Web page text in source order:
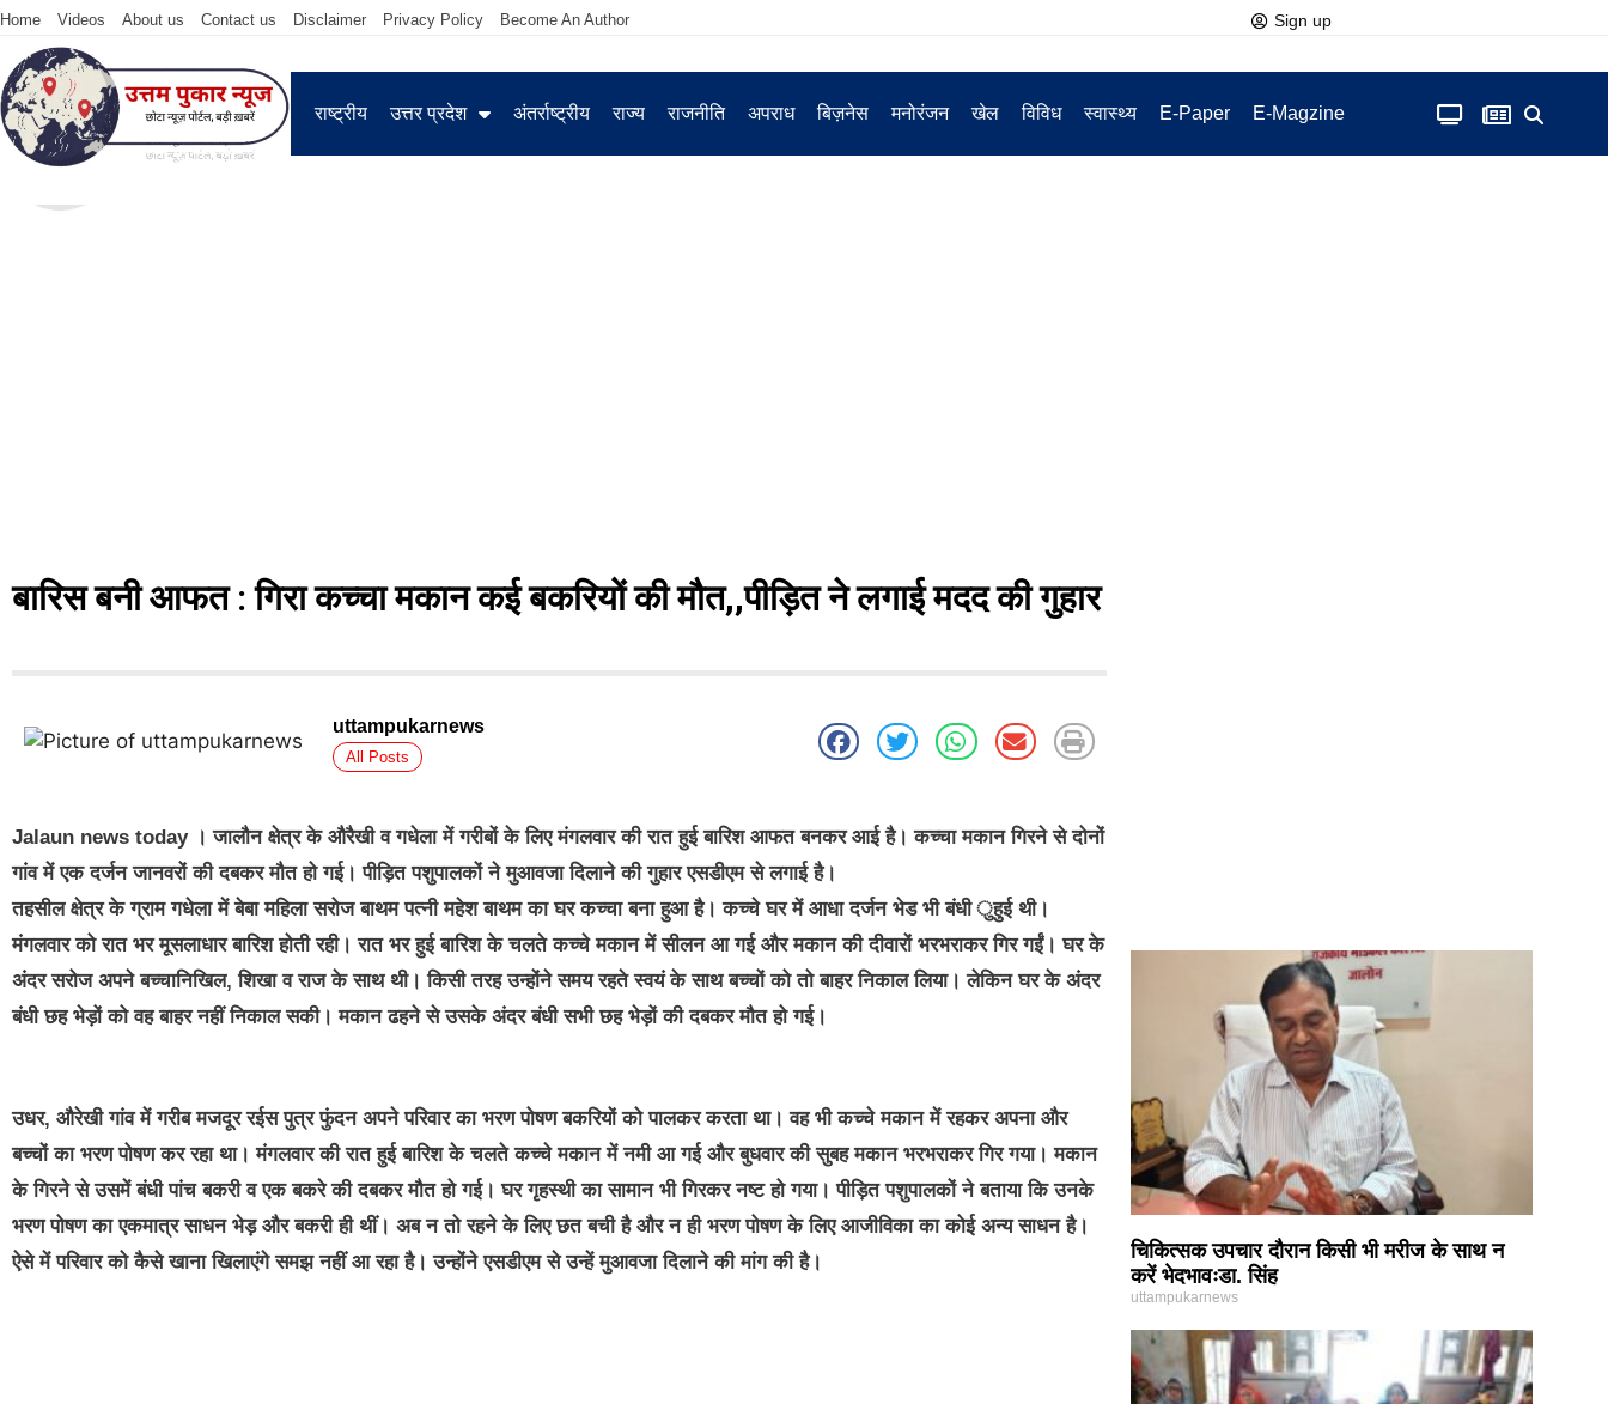
Home Videos About us Contact us Disclaimer Privacy Policy Become An Author Sign up
राष्ट्रीय उत्तर प्रदेश अंतर्राष्ट्रीय राज्य राजनीति अपराध बिज़नेस मनोरंजन खेल विविध स्वास्थ्य E-Paper E-Magzine
बारिस बनी आफत : गिरा कच्चा मकान कई बकरियों की मौत,,पीड़ित ने लगाई मदद की गुहार
uttampukarnews
All Posts
Jalaun news today । जालौन क्षेत्र के औरैखी व गधेला में गरीबों के लिए मंगलवार की रात हुई बारिश आफत बनकर आई है। कच्चा मकान गिरने से दोनों
गांव में एक दर्जन जानवरों की दबकर मौत हो गई। पीड़ित पशुपालकों ने मुआवजा दिलाने की गुहार एसडीएम से लगाई है।
तहसील क्षेत्र के ग्राम गधेला में बेबा महिला सरोज बाथम पत्नी महेश बाथम का घर कच्चा बना हुआ है। कच्चे घर में आधा दर्जन भेड भी बंधी ुहुई थी।
मंगलवार को रात भर मूसलाधार बारिश होती रही। रात भर हुई बारिश के चलते कच्चे मकान में सीलन आ गई और मकान की दीवारों भरभराकर गिर गईं। घर के
अंदर सरोज अपने बच्चानिखिल, शिखा व राज के साथ थी। किसी तरह उन्होंने समय रहते स्वयं के साथ बच्चों को तो बाहर निकाल लिया। लेकिन घर के अंदर
बंधी छह भेड़ों को वह बाहर नहीं निकाल सकी। मकान ढहने से उसके अंदर बंधी सभी छह भेड़ों की दबकर मौत हो गई।
उधर, औरेखी गांव में गरीब मजदूर रईस पुत्र फुंदन अपने परिवार का भरण पोषण बकरियों को पालकर करता था। वह भी कच्चे मकान में रहकर अपना और
बच्चों का भरण पोषण कर रहा था। मंगलवार की रात हुई बारिश के चलते कच्चे मकान में नमी आ गई और बुधवार की सुबह मकान भरभराकर गिर गया। मकान
के गिरने से उसमें बंधी पांच बकरी व एक बकरे की दबकर मौत हो गई। घर गृहस्थी का सामान भी गिरकर नष्ट हो गया। पीड़ित पशुपालकों ने बताया कि उनके
भरण पोषण का एकमात्र साधन भेड़ और बकरी ही थीं। अब न तो रहने के लिए छत बची है और न ही भरण पोषण के लिए आजीविका का कोई अन्य साधन है।
ऐसे में परिवार को कैसे खाना खिलाएंगे समझ नहीं आ रहा है। उन्होंने एसडीएम से उन्हें मुआवजा दिलाने की मांग की है।
चिकित्सक उपचार दौरान किसी भी मरीज के साथ न
करें भेदभावःडा. सिंह
uttampukarnews